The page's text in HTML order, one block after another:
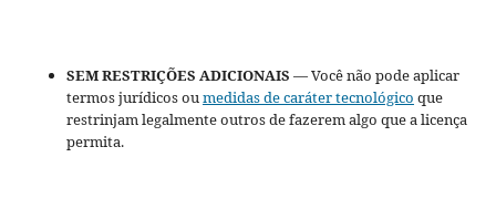
SEM RESTRIÇÕES ADICIONAIS — Você não pode aplicar
termos jurídicos oumedidas de caráter tecnológico que
restrinjam legalmente outros de fazerem algo que a licença
permita.